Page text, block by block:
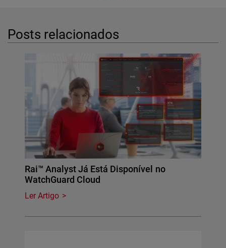
Posts relacionados
Rai™ Analyst Já Está Disponível no
WatchGuard Cloud
Ler Artigo